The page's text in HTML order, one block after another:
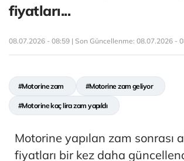
fiyatları...
08.07.2026 - 08:59 | Son Güncellenme: 08.07.2026 -
#Motorine zam #Motorine zam geliyor
#Motorine kaç lira zam yapıldı
Motorine yapılan zam sonrası
fiyatları bir kez daha